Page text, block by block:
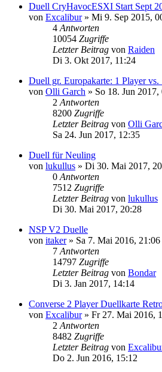
Duell CryHavocESXI Start Sept
von Excalibur» Mi 9. Sep 2015,
4 Antworten
10054 Zugriffe
Letzter Beitrag von Raiden
Di 3. Okt 2017, 11:24
Duell gr. Europakarte: 1 Player vs.
von Olli Garch » So 18. Jun 2017,
2 Antworten
8200 Zugriffe
Letzter Beitrag von Olli
Sa 24. Jun 2017, 12:35
Duell für Neuling
von lukullus » Di 30. Mai 2017,
0 Antworten
7512 Zugriffe
Letzter Beitrag von lukullus
Di 30. Mai 2017, 20:28
NSP V2 Duelle
von itaker» Sa 7. Mai 2016, 21:06
7 Antworten
14797 Zugriffe
Letzter Beitrag von Bondar
Di 3. Jan 2017, 14:14
Converse 2 Player Duellkarte
von Excalibur» Fr 27. Mai 2016,
2 Antworten
8482 Zugriffe
Letzter Beitrag von
Do 2. Jun 2016, 15:12